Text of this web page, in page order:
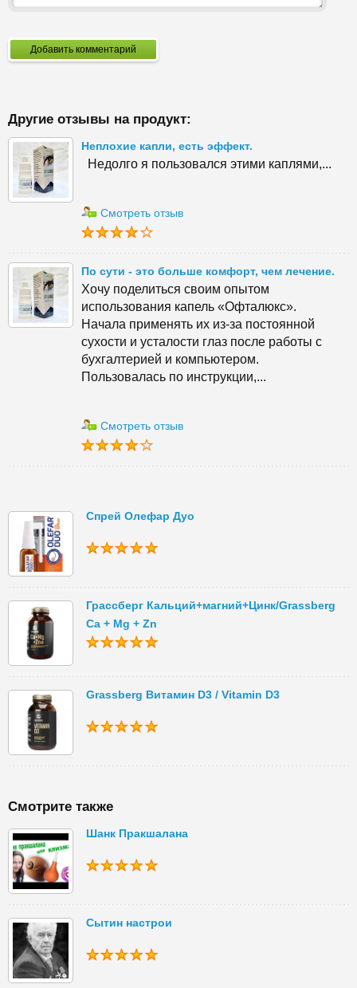
Добавить комментарий
Другие отзывы на продукт:
Неплохие капли, есть эффект.
Недолго я пользовался этими каплями,...
Смотреть отзыв
По сути - это больше комфорт, чем лечение.
Хочу поделиться своим опытом
использования капель «Офталюкс».
Начала применять их из-за постоянной
сухости и усталости глаз после работы с
бухгалтерией и компьютером.
Пользовалась по инструкции,...
Смотреть отзыв
Спрей Олефар Дуо
Грассберг Кальций+магний+Цинк/Grassberg
Ca + Mg + Zn
Grassberg Витамин D3 / Vitamin D3
Смотрите также
Шанк Пракшалана
Сытин настрои